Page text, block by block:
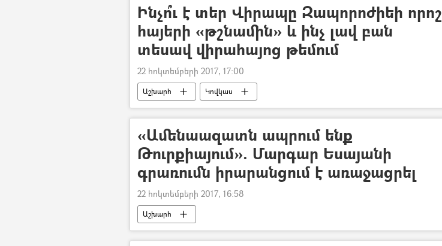
Ինչո՞ւ է տեր Վիրապը Զապորոժիեի որոշ
հայերի «թշնամին» և ինչ լավ բան
տեսավ վիրահայոց թեմում
22 հոկտեմբերի 2017, 17:00
Աշխարհ Կովկաս
«Ամենաազատն ապրում ենք
Թուրքիայում». Մարգար Եսայանի
գրառումն իրարանցում է առաջացրել
22 հոկտեմբերի 2017, 16:58
Աշխարհ